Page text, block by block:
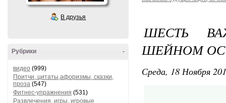
В друзья
-
Рубрики
видео (999)
Притчи, цитаты,афоризмы, сказки,
проза (547)
Фитнес-упражнения (531)
Развлечения, игры, игровые
ШЕСТЬ
ШЕЙНОМ
Среда, 18 Ноября